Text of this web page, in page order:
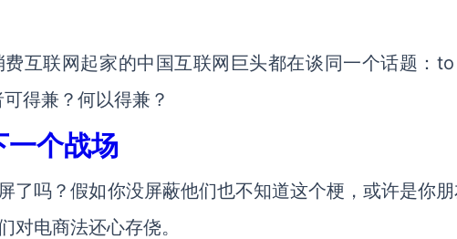
互联网起家的中国互联网巨头都在谈同一个话题：
得兼？何以得兼？
一个战场
了吗？假如你没屏蔽他们也不知道这个梗，或许是你
对电商法还心存侥。